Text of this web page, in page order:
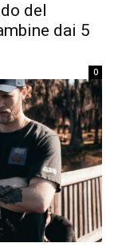
del
dai 5
0